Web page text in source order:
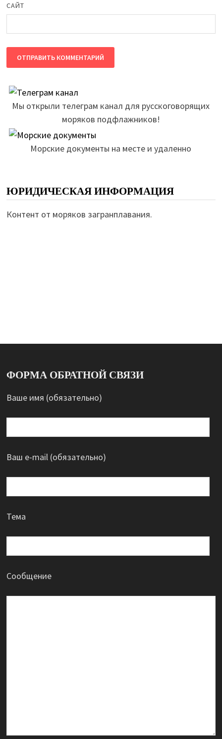
САЙТ
Мы открыли телеграм канал для русскоговорящих
моряков подфлажников!
Морские документы на месте и удаленно
ЮРИДИЧЕСКАЯ ИНФОРМАЦИЯ
Контент от моряков загранплавания.
ФОРМА ОБРАТНОЙ СВЯЗИ
Ваше имя (обязательно)
Ваш e-mail (обязательно)
Тема
Сообщение